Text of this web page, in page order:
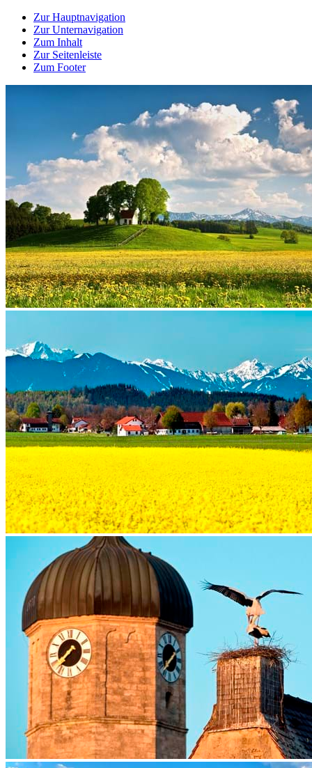
Zur Hauptnavigation
Zur Unternavigation
Zum Inhalt
Zur Seitenleiste
Zum Footer